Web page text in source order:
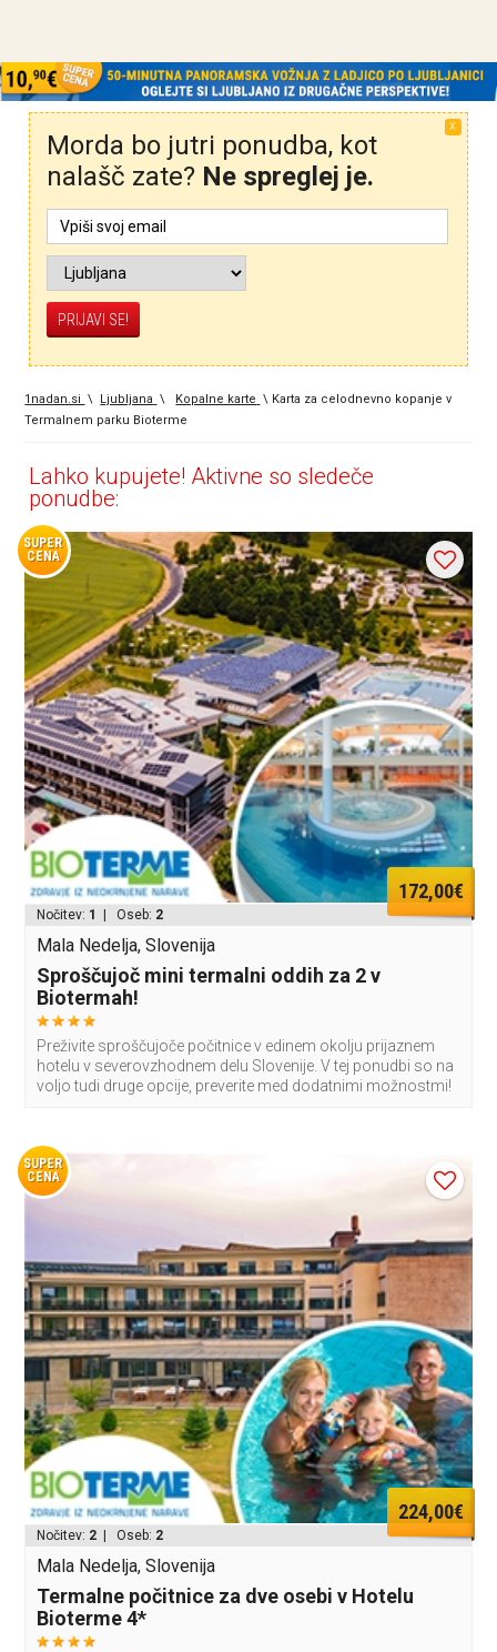
X
Morda bo jutri ponudba, kot
nalašč zate? Ne spreglej je.
1nadan.si \ Ljubljana \ Kopalne karte \ Karta za celodnevno kopanje v
Termalnem parku Bioterme
Lahko kupujete! Aktivne so sledeče
ponudbe:
SUPER
CENA
172,00€
Nočitev: 1 | Oseb: 2
Mala Nedelja, Slovenija
Sproščujoč mini termalni oddih za 2 v
Biotermah!
Preživite sproščujoče počitnice v edinem okolju prijaznem
hotelu v severovzhodnem delu Slovenije. V tej ponudbi so na
voljo tudi druge opcije, preverite med dodatnimi možnostmi!
SUPER
CENA
224,00€
Nočitev: 2 | Oseb: 2
Mala Nedelja, Slovenija
Termalne počitnice za dve osebi v Hotelu
Bioterme 4*